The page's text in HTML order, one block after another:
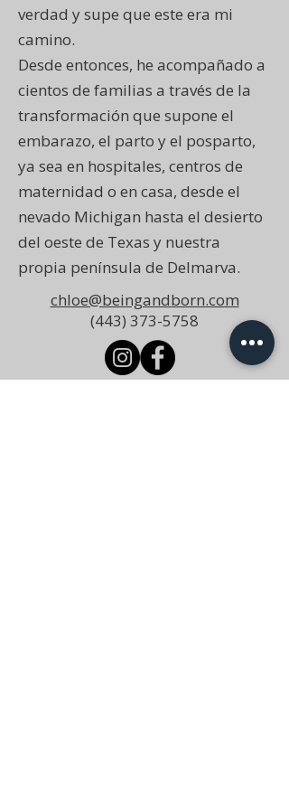
verdad y supe que este era mi
camino.
Desde entonces, he acompañado a
cientos de familias a través de la
transformación que supone el
embarazo, el parto y el posparto,
ya sea en hospitales, centros de
maternidad o en casa, desde el
nevado Michigan hasta el desierto
del oeste de Texas y nuestra
propia península de Delmarva.
chloe@beingandborn.com
(443) 373-5758